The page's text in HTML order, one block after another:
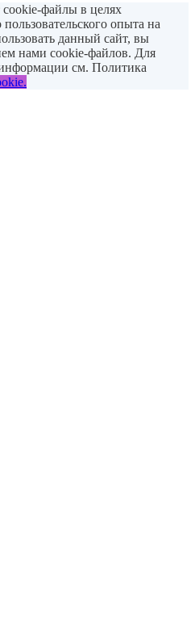
cookie-файлы в целях
опыта на
данный сайт, вы
нами cookie-файлов. Для
см. Политика